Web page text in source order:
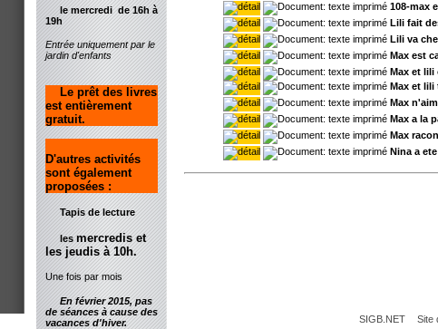
108-max
Lili fait
Lili va
Max est
Max et lili
Max et lili
Max
Max a la
Max
Nina a
SIGB.NET Site
le mercredi de 16h à
19h
Entrée uniquement par le
jardin d'enfants
Le prêt des livres
est entièrement
gratuit.
D'autres activités
sont également
proposées :
Tapis de lecture
lesmercredis et
les jeudis à 10h.
Une fois par mois
En février 2015, pas
de séances à cause des
vacances d'hiver.